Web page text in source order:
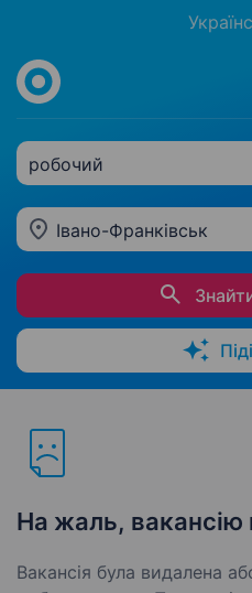
робочий
Івано-Франківськ
На жаль, вакансію
Вакансія була видалена